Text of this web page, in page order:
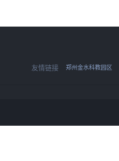
友情链接 郑州金水科教园区